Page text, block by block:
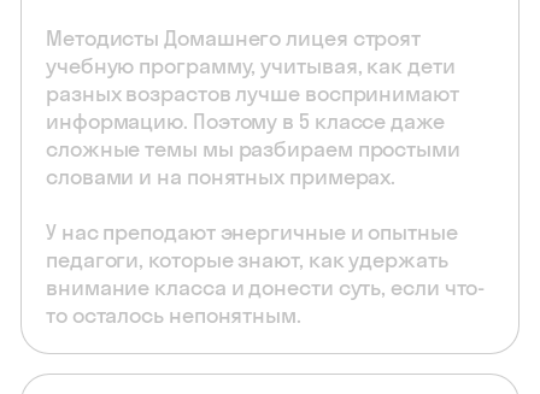
Методисты Домашнего лицея строят
учебную программу, учитывая, как дети
разных возрастов лучше воспринимают
информацию. Поэтому в 5 классе даже
сложные темы мы разбираем простыми
словами и на понятных примерах.
У нас преподают энергичные и опытные
педагоги, которые знают, как удержать
внимание класса и донести суть, если что-
то осталось непонятным.